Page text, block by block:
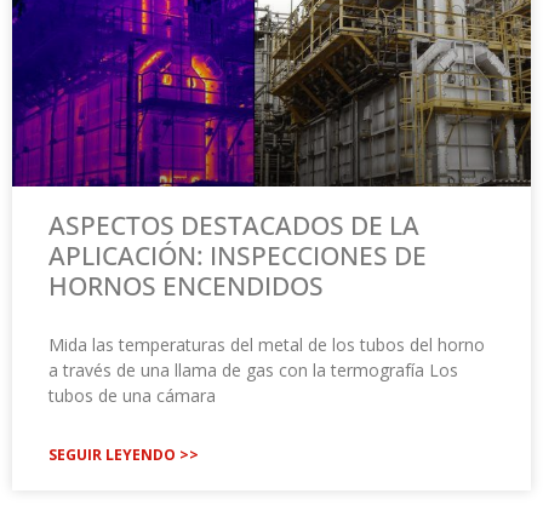
ASPECTOS DESTACADOS DE LA
APLICACIÓN: INSPECCIONES DE
HORNOS ENCENDIDOS
Mida las temperaturas del metal de los tubos del horno
a través de una llama de gas con la termografía Los
tubos de una cámara
SEGUIR LEYENDO >>